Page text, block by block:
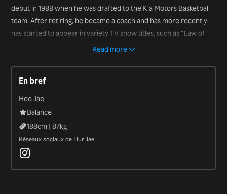
debut in 1988 when he was drafted to the Kia Motors Basketball
team. After retiring, he became a coach and has more recently
has started to appear in variety TV show titles, such as “Law of
the Jungle” (2019) and “Don’t Be Jealous” (2020).
Read more
En bref
Heo Jae
Balance
188cm |87kg
Réseaux sociaux de Hur Jae